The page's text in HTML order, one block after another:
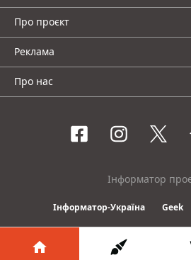
Про проєкт
Реклама
Про нас
Інформатор
Інформатор-Україна Geek
© 2016-2026